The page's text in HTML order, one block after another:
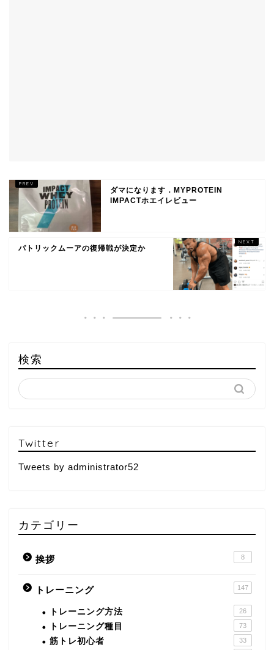
ダマになります．MYPROTEIN
IMPACTホエイレビュー
パトリックムーアの復帰戦が決定か
検索
Twitter
Tweets by administrator52
カテゴリー
挨拶 8
トレーニング 147
トレーニング方法 26
トレーニング種目 73
筋トレ初心者 33